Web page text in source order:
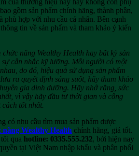
của thương hiệu này hay không còn phụ
gồm sản phẩm chính hãng, thành phần,
phù hợp với nhu cầu cá nhân. Bên cạnh
tin về sản phẩm và tham khảo ý kiến
năng Wealthy Health hay bất kỳ sản
sự cân nhắc kỹ lưỡng. Mỗi người có một
do đó, hiệu quả sử dụng sản phẩm
ra quyết định sáng suốt, hãy tham khảo
gia dinh dưỡng. Hãy nhớ rằng, sức
vì vậy hãy đầu tư thời gian và công
tốt nhất.
có nhu cầu tìm mua sản phẩm dược
Wealthy Health chính hãng, giá tốt.
qua hotline: 0335.555.232, bởi hiện nay
tại Việt Nam nhập khẩu và phân phối